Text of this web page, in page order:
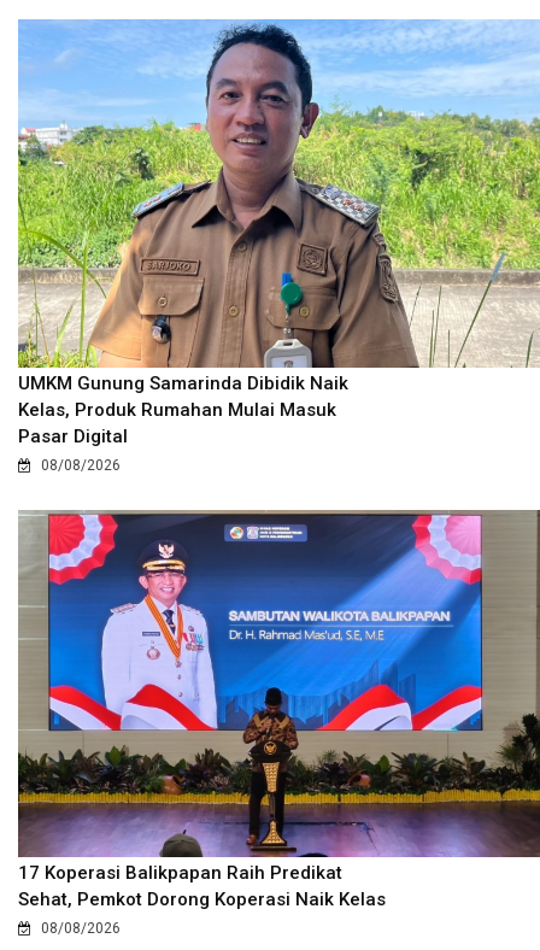
UMKM Gunung Samarinda Dibidik Naik
Kelas, Produk Rumahan Mulai Masuk
Pasar Digital
08/08/2026
17 Koperasi Balikpapan Raih Predikat
Sehat, Pemkot Dorong Koperasi Naik Kelas
08/08/2026